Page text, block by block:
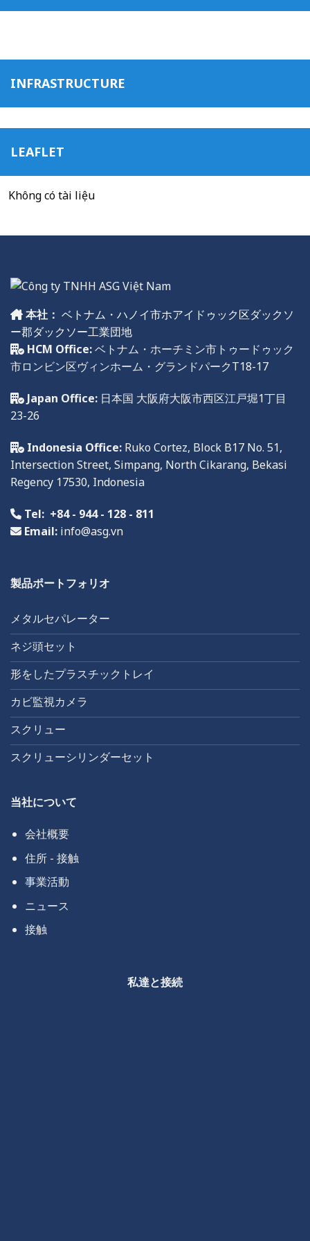
INFRASTRUCTURE
LEAFLET
Không có tài liệu
本社： ベトナム・ハノイ市ホアイドゥック区ダックソ
ー郡ダックソー工業団地
HCM Office:ベトナム・ホーチミン市トゥードゥック
市ロンビン区ヴィンホーム・グランドパークT18-17
Japan Office: 日本国 大阪府大阪市西区江戸堀1丁目
23-26
Indonesia Office: Ruko Cortez, Block B17 No. 51,
Intersection Street, Simpang, North Cikarang, Bekasi
Regency 17530, Indonesia
Tel: +84 - 944 - 128 - 811
Email: info@asg.vn
製品ポートフォリオ
メタルセパレーター
ネジ頭セット
形をしたプラスチックトレイ
カビ監視カメラ
スクリュー
スクリューシリンダーセット
当社について
会社概要
住所 - 接触
事業活動
ニュース
接触
私達と接続